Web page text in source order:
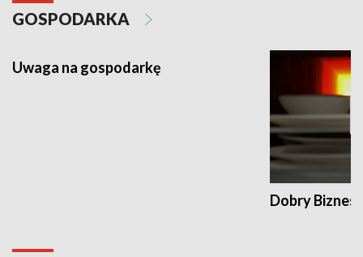
GOSPODARKA
Uwaga na gospodarkę
Dobry Biznes